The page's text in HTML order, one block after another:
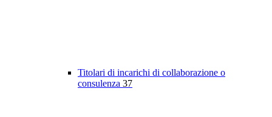
Titolari di incarichi di collaborazione o
consulenza 37